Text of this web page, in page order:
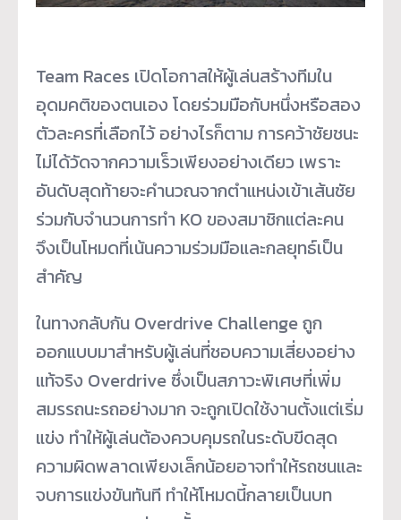
Team Races เปิดโอกาสให้ผู้เล่นสร้างทีมใน
อุดมคติของตนเอง โดยร่วมมือกับหนึ่งหรือสอง
ตัวละครที่เลือกไว้ อย่างไรก็ตาม การคว้าชัยชนะ
ไม่ได้วัดจากความเร็วเพียงอย่างเดียว เพราะ
อันดับสุดท้ายจะคำนวณจากตำแหน่งเข้าเส้นชัย
ร่วมกับจำนวนการทำ KO ของสมาชิกแต่ละคน
จึงเป็นโหมดที่เน้นความร่วมมือและกลยุทธ์เป็น
สำคัญ
ในทางกลับกัน Overdrive Challenge ถูก
ออกแบบมาสำหรับผู้เล่นที่ชอบความเสี่ยงอย่าง
แท้จริง Overdrive ซึ่งเป็นสภาวะพิเศษที่เพิ่ม
สมรรถนะรถอย่างมาก จะถูกเปิดใช้งานตั้งแต่เริ่ม
แข่ง ทำให้ผู้เล่นต้องควบคุมรถในระดับขีดสุด
ความผิดพลาดเพียงเล็กน้อยอาจทำให้รถชนและ
จบการแข่งขันทันที ทำให้โหมดนี้กลายเป็นบท